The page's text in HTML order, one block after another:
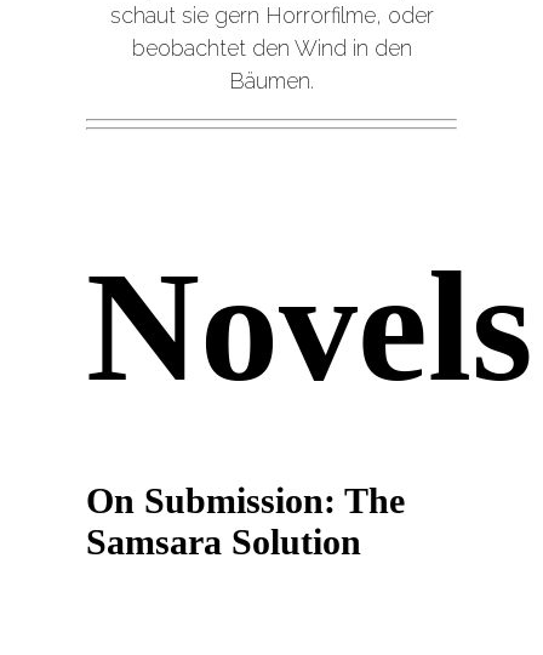
schaut sie gern Horrorfilme, oder
beobachtet den Wind in den
Bäumen.
Novels
On Submission: The
Samsara Solution